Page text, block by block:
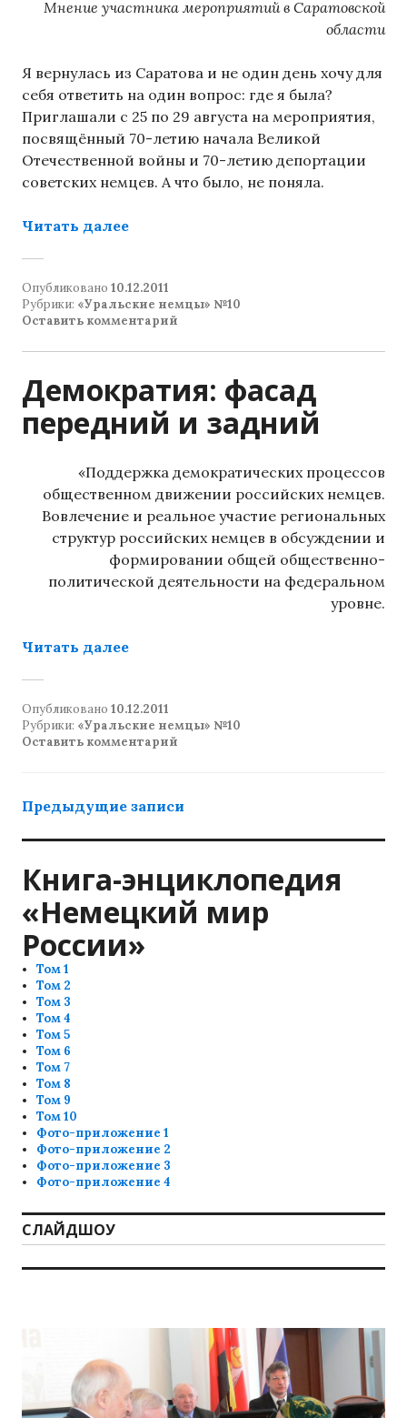
Мнение участника мероприятий в Саратовской
области
Я вернулась из Саратова и не один день хочу для
себя ответить на один вопрос: где я была?
Приглашали с 25 по 29 августа на мероприятия,
посвящённый 70-летию начала Великой
Отечественной войны и 70-летию депортации
советских немцев. А что было, не поняла.
Читать далее«70 лет депортации: ожидания и
Опубликовано 10.12.2011
Рубрики: «Уральские немцы» №10
Оставить комментарий
Демократия: фасад
передний и задний
«Поддержка демократических процессов
общественном движении российских немцев.
Вовлечение и реальное участие региональных
структур российских немцев в обсуждении и
формировании общей общественно-
политической деятельности на федеральном
уровне.
Читать далее«Демократия: фасад передний и
Опубликовано 10.12.2011
Рубрики: «Уральские немцы» №10
Оставить комментарий
Навигация
по
записям
Предыдущие записи
Книга-энциклопедия
«Немецкий мир
России»
Том 1
Том 2
Том 3
Том 4
Том 5
Том 6
Том 7
Том 8
Том 9
Том 10
Фото-приложение 1
Фото-приложение 2
Фото-приложение 3
Фото-приложение 4
СЛАЙДШОУ